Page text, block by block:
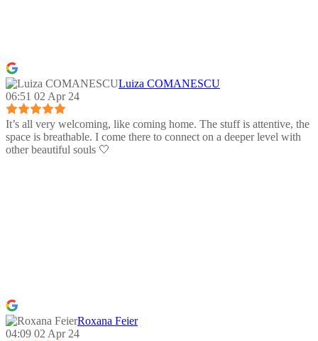
Luiza COMANESCU
06:51 02 Apr 24
It’s all very welcoming, like coming home. The stuff is attentive, the
space is breathable. I come there to connect on a deeper level with
other beautiful souls 🤍
Roxana Feier
04:09 02 Apr 24